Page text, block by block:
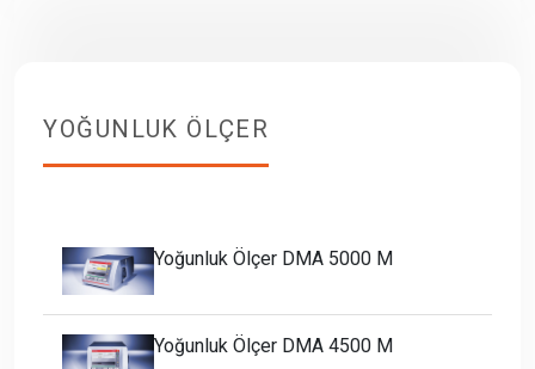
YOĞUNLUK ÖLÇER
Yoğunluk Ölçer DMA 5000 M
Yoğunluk Ölçer DMA 4500 M